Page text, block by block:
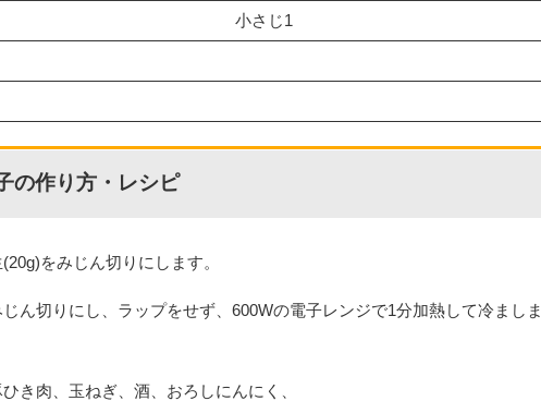
小さじ1
の作り方・レシピ
をみじん切りにします。
ん切りにし、ラップをせず、600Wの電子レンジで1分加熱して冷ましま
き肉、玉ねぎ、酒、おろしにんにく、